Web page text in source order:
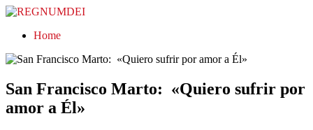
REGNUMDEI
Home
San Francisco Marto: «Quiero sufrir por
amor a Él»